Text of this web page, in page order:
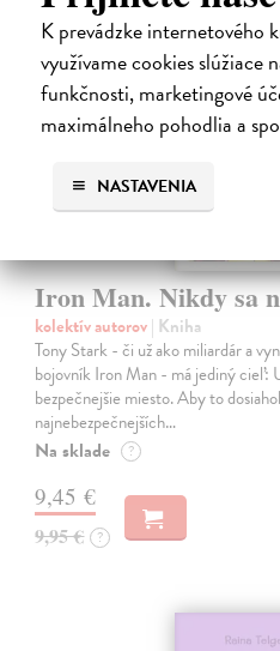
K prevádzke internetového
využívame cookies slúžiace
funkčnosti, marketingové
maximálneho pohodlia a
NASTAVENIA
Iron Man. Nikdy sa
kolektív autorov| Kniha
Tony Stark - či už ako miliardár a
bojovník Iron Man - má jediný cieľ:
bezpečnejšie miesto. Aby to
najnebezpečnejších…
Na sklade ?
9,45 €
9,95 € ?